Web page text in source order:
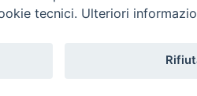
tecnici. Ulteriori